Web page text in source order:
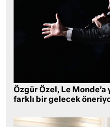
Özgür Özel, Le
farklı bir gelecek